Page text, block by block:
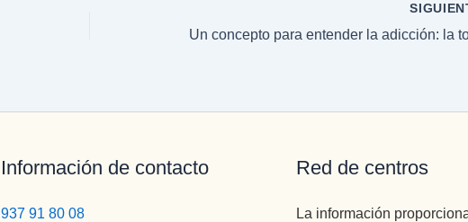
Información de contacto
937 91 80 08
Red de centros
La información